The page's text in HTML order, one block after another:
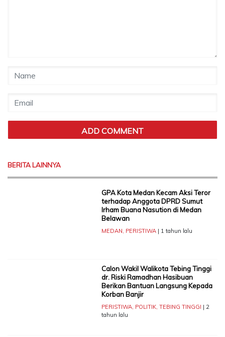
BERITA LAINNYA
GPA Kota Medan Kecam Aksi Teror
terhadap Anggota DPRD Sumut
Irham Buana Nasution di Medan
Belawan
MEDAN, PERISTIWA| 1 tahun lalu
Calon Wakil Walikota Tebing Tinggi
dr. Riski Ramadhan Hasibuan
Berikan Bantuan Langsung Kepada
Korban Banjir
PERISTIWA, POLITIK, TEBING TINGGI | 2
tahun lalu